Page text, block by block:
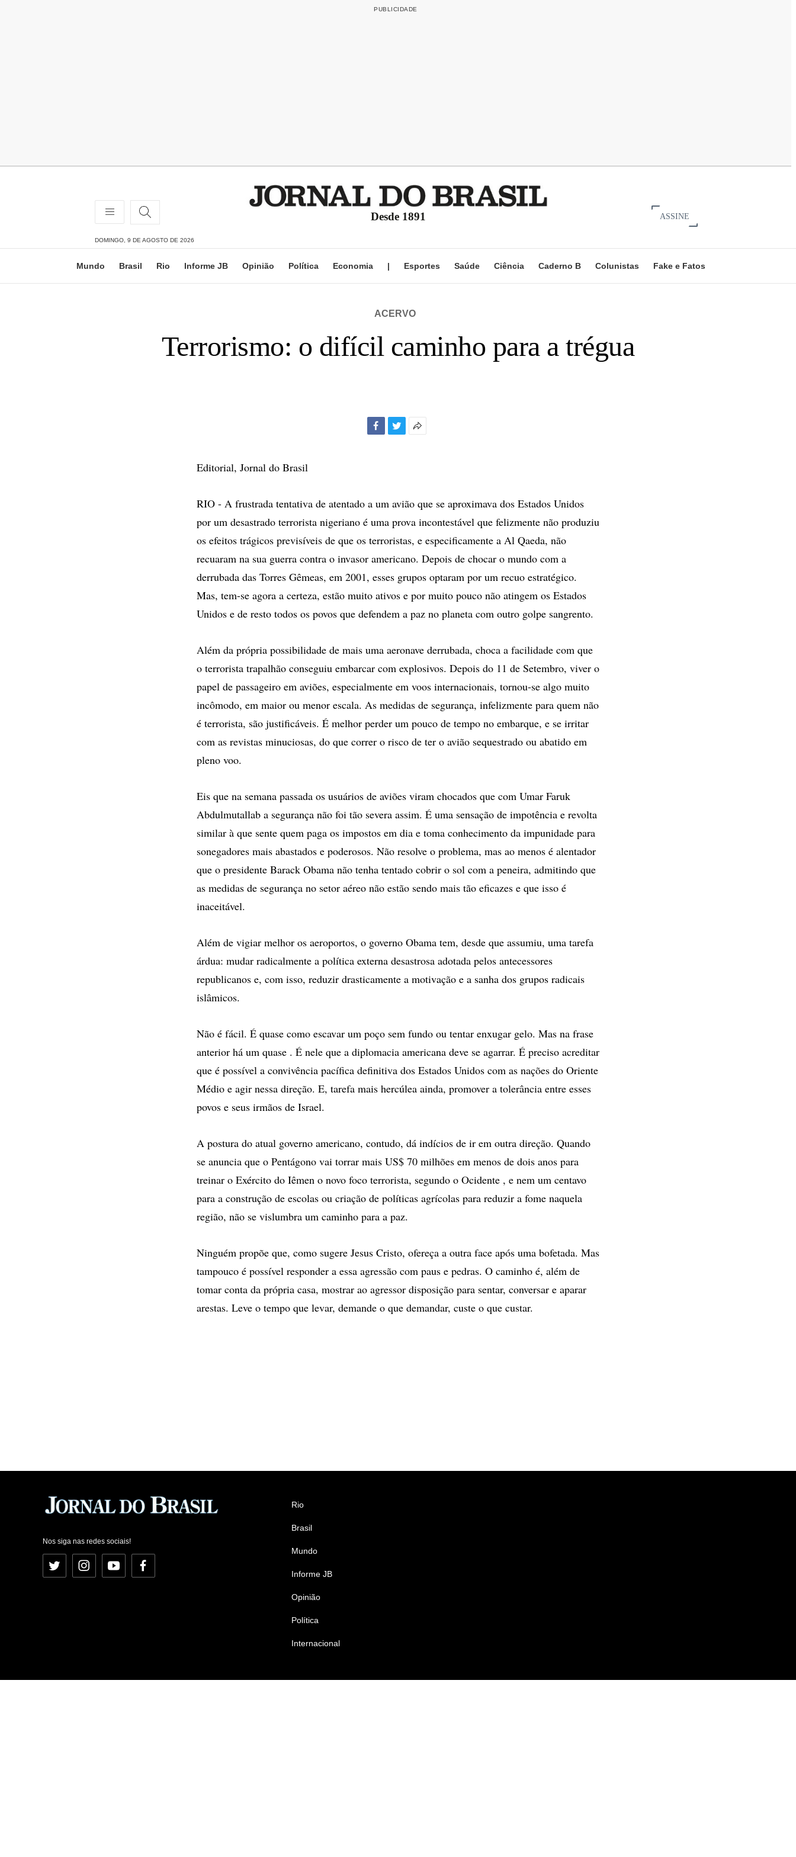
Desde 1891 ASSINE
DOMINGO, 9 DE AGOSTO DE 2026
Mundo Brasil Rio Informe JB Opinião Política Economia | Esportes Saúde Ciência Caderno B Colunistas Fake e Fatos
ACERVO
Terrorismo: o difícil caminho para a trégua
Editorial, Jornal do Brasil
RIO - A frustrada tentativa de atentado a um avião que se aproximava dos Estados Unidos
por um desastrado terrorista nigeriano é uma prova incontestável que felizmente não produziu
os efeitos trágicos previsíveis de que os terroristas, e especificamente a Al Qaeda, não
recuaram na sua guerra contra o invasor americano. Depois de chocar o mundo com a
derrubada das Torres Gêmeas, em 2001, esses grupos optaram por um recuo estratégico.
Mas, tem-se agora a certeza, estão muito ativos e por muito pouco não atingem os Estados
Unidos e de resto todos os povos que defendem a paz no planeta com outro golpe sangrento.
Além da própria possibilidade de mais uma aeronave derrubada, choca a facilidade com que
o terrorista trapalhão conseguiu embarcar com explosivos. Depois do 11 de Setembro, viver o
papel de passageiro em aviões, especialmente em voos internacionais, tornou-se algo muito
incômodo, em maior ou menor escala. As medidas de segurança, infelizmente para quem não
é terrorista, são justificáveis. É melhor perder um pouco de tempo no embarque, e se irritar
com as revistas minuciosas, do que correr o risco de ter o avião sequestrado ou abatido em
pleno voo.
Eis que na semana passada os usuários de aviões viram chocados que com Umar Faruk
Abdulmutallab a segurança não foi tão severa assim. É uma sensação de impotência e revolta
similar à que sente quem paga os impostos em dia e toma conhecimento da impunidade para
sonegadores mais abastados e poderosos. Não resolve o problema, mas ao menos é alentador
que o presidente Barack Obama não tenha tentado cobrir o sol com a peneira, admitindo que
as medidas de segurança no setor aéreo não estão sendo mais tão eficazes e que isso é
inaceitável.
Além de vigiar melhor os aeroportos, o governo Obama tem, desde que assumiu, uma tarefa
árdua: mudar radicalmente a política externa desastrosa adotada pelos antecessores
republicanos e, com isso, reduzir drasticamente a motivação e a sanha dos grupos radicais
islâmicos.
Não é fácil. É quase como escavar um poço sem fundo ou tentar enxugar gelo. Mas na frase
anterior há um quase . É nele que a diplomacia americana deve se agarrar. É preciso acreditar
que é possível a convivência pacífica definitiva dos Estados Unidos com as nações do Oriente
Médio e agir nessa direção. E, tarefa mais hercúlea ainda, promover a tolerância entre esses
povos e seus irmãos de Israel.
A postura do atual governo americano, contudo, dá indícios de ir em outra direção. Quando
se anuncia que o Pentágono vai torrar mais US$ 70 milhões em menos de dois anos para
treinar o Exército do Iêmen o novo foco terrorista, segundo o Ocidente , e nem um centavo
para a construção de escolas ou criação de políticas agrícolas para reduzir a fome naquela
região, não se vislumbra um caminho para a paz.
Ninguém propõe que, como sugere Jesus Cristo, ofereça a outra face após uma bofetada. Mas
tampouco é possível responder a essa agressão com paus e pedras. O caminho é, além de
tomar conta da própria casa, mostrar ao agressor disposição para sentar, conversar e aparar
arestas. Leve o tempo que levar, demande o que demandar, custe o que custar.
Nos siga nas redes sociais!
Twitter InstagramYouTubeFacebook
Rio
Brasil
Mundo
Informe JB
Opinião
Política
Internacional